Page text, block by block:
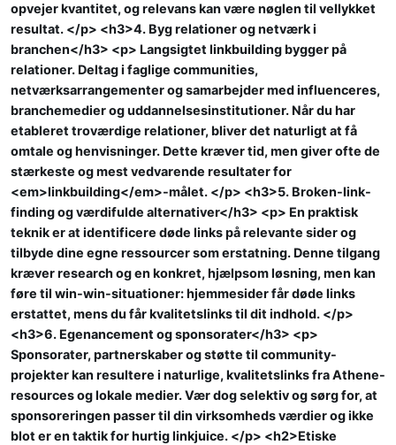
opvejer kvantitet, og relevans kan være nøglen til vellykket
resultat. </p> <h3>4. Byg relationer og netværk i
branchen</h3> <p> Langsigtet linkbuilding bygger på
relationer. Deltag i faglige communities,
netværksarrangementer og samarbejder med influenceres,
branchemedier og uddannelsesinstitutioner. Når du har
etableret troværdige relationer, bliver det naturligt at få
omtale og henvisninger. Dette kræver tid, men giver ofte de
stærkeste og mest vedvarende resultater for
<em>linkbuilding</em>-målet. </p> <h3>5. Broken-link-
finding og værdifulde alternativer</h3> <p> En praktisk
teknik er at identificere døde links på relevante sider og
tilbyde dine egne ressourcer som erstatning. Denne tilgang
kræver research og en konkret, hjælpsom løsning, men kan
føre til win-win-situationer: hjemmesider får døde links
erstattet, mens du får kvalitetslinks til dit indhold. </p>
<h3>6. Egenancement og sponsorater</h3> <p>
Sponsorater, partnerskaber og støtte til community-
projekter kan resultere i naturlige, kvalitetslinks fra Athene-
resources og lokale medier. Vær dog selektiv og sørg for, at
sponsoreringen passer til din virksomheds værdier og ikke
blot er en taktik for hurtig linkjuice. </p> <h2>Etiske